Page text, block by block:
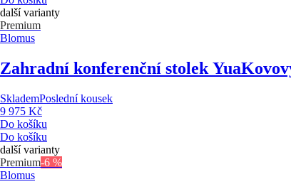
další varianty
Premium
Blomus
Zahradní konferenční stolek Yua
SklademPoslední kousek
9 975 Kč
Do košíku
Do košíku
další varianty
Premium-6 %
Blomus